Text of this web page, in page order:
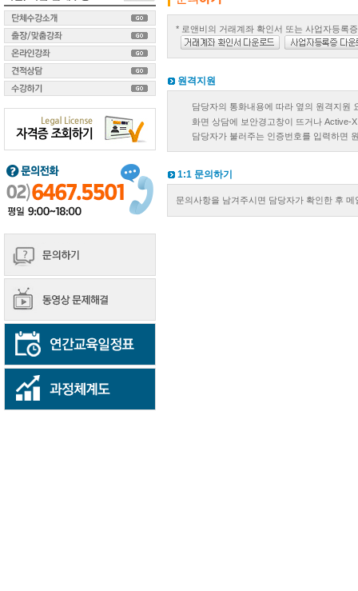
* 로앤비의 거래계좌 확인서 또는 사업자등록
원격지원
담당자의 통화내용에 따라 옆의 원격지원
화면 상담에 보안경고창이 뜨거나 Active-
담당자가 불러주는 인증번호를 입력하면
1:1 문의하기
문의사항을 남겨주시면 담당자가 확인한 후